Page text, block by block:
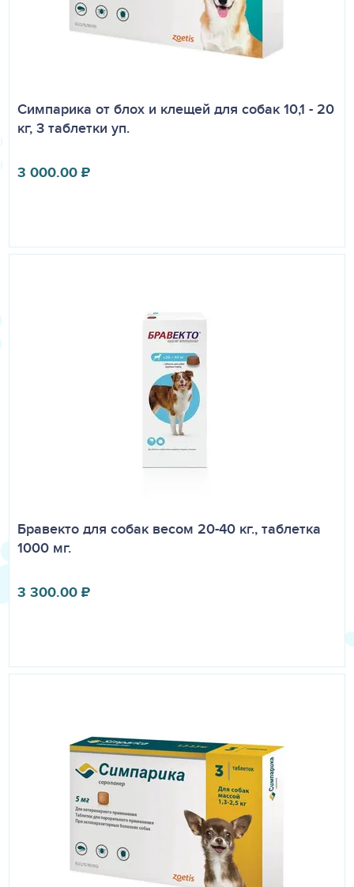
Симпарика от блох и клещей для собак 10,1 - 20
кг, 3 таблетки уп.
3 000.00₽
Бравекто для собак весом 20-40 кг., таблетка
1000 мг.
3 300.00₽